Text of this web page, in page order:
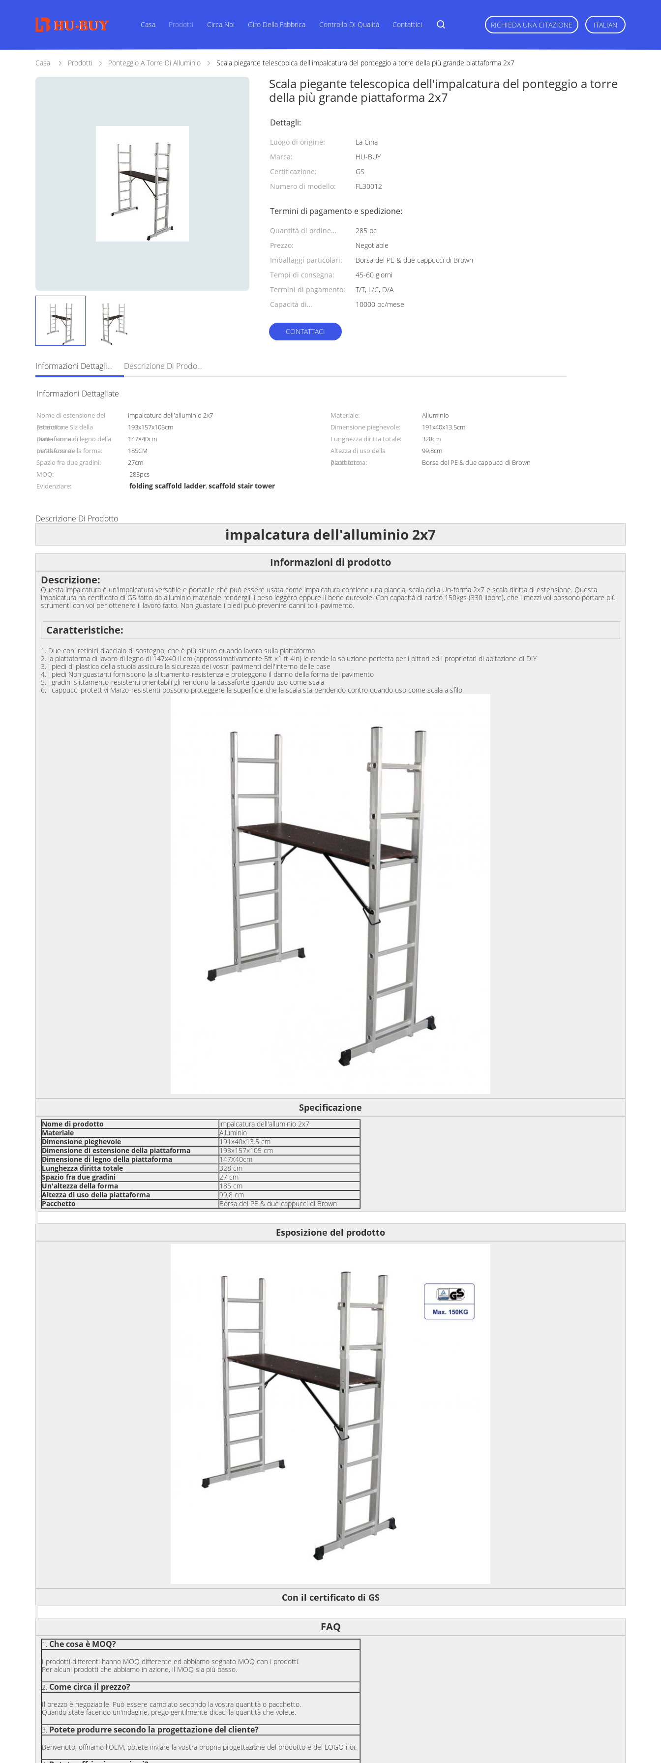
Casa Prodotti Circa Noi Giro Della Fabbrica Controllo Di Qualità Contattici RICHIEDA UNA CITAZIONE ITALIAN
Casa Prodotti Ponteggio A Torre Di Alluminio Scala piegante telescopica dell'impalcatura del ponteggio a torre della più grande piattaforma 2x7
Scala piegante telescopica dell'impalcatura del ponteggio a torre
della più grande piattaforma 2x7
Dettagli:
Luogo di origine:
La Cina
Marca:
HU-BUY
Certificazione:
GS
Numero di modello:
FL30012
Termini di pagamento e spedizione:
Quantità di ordine
minimo:
285 pc
Prezzo:
Negotiable
Imballaggi particolari:
Borsa del PE & due cappucci di Brown
Tempi di consegna:
45-60 giorni
Termini di pagamento:
T/T, L/C, D/A
Capacità di
10000 pc/mese
CONTATTACI
Informazioni Dettagliate Descrizione Di Prodotto
Informazioni Dettagliate
Nome di estensione del
prodotto:
impalcatura dell'alluminio 2x7 Materiale:
Alluminio
Estensione Siz della
piattaforma:
193x157x105cm Dimensione pieghevole:
191x40x13.5cm
Dimensione di legno della
piattaforma:
147X40cm Lunghezza diritta totale:
328cm
Un'altezza della forma:
185CM
Altezza di uso della
piattaforma:
99.8cm
Spazio fra due gradini:
27cm Pacchetto:
Borsa del PE & due cappucci di Brown
MOQ:
285pcs
Evidenziare:
folding scaffold ladder,scaffold stair tower
Descrizione Di Prodotto
impalcatura dell'alluminio 2x7
Informazioni di prodotto
Descrizione:
Questa impalcatura è un'impalcatura versatile e portatile che può essere usata come impalcatura contiene una plancia, scala della Un-forma 2x7 e scala diritta di estensione. Questa
impalcatura ha certificato di GS fatto da alluminio materiale rendergli il peso leggero eppure il bene durevole. Con capacità di carico 150kgs (330 libbre), che i mezzi voi possono portare più
strumenti con voi per ottenere il lavoro fatto. Non guastare i piedi può prevenire danni to il pavimento.
Caratteristiche:
1. Due coni retinici d'acciaio di sostegno, che è più sicuro quando lavoro sulla piattaforma
2. la piattaforma di lavoro di legno di 147x40 il cm (approssimativamente 5ft x1 ft 4in) le rende la soluzione perfetta per i pittori ed i proprietari di abitazione di DIY
3. i piedi di plastica della stuoia assicura la sicurezza dei vostri pavimenti dell'interno delle case
4. i piedi Non guastanti forniscono la slittamento-resistenza e proteggono il danno della forma del pavimento
5. i gradini slittamento-resistenti orientabili gli rendono la cassaforte quando uso come scala
6. i cappucci protettivi Marzo-resistenti possono proteggere la superficie che la scala sta pendendo contro quando uso come scala a sfilo
Specificazione
Nome di prodotto
impalcatura dell'alluminio 2x7
Materiale
Alluminio
Dimensione pieghevole
191x40x13.5 cm
Dimensione di estensione della piattaforma
193x157x105 cm
Dimensione di legno della piattaforma
147X40cm
Lunghezza diritta totale
328 cm
Spazio fra due gradini
27 cm
Un'altezza della forma
185 cm
Altezza di uso della piattaforma
99,8 cm
Pacchetto
Borsa del PE & due cappucci di Brown
Esposizione del prodotto
Con il certificato di GS
FAQ
1. Che cosa è MOQ?
I prodotti differenti hanno MOQ differente ed abbiamo segnato MOQ con i prodotti.
Per alcuni prodotti che abbiamo in azione, il MOQ sia più basso.
2. Come circa il prezzo?
Il prezzo è negoziabile. Può essere cambiato secondo la vostra quantità o pacchetto.
Quando state facendo un'indagine, prego gentilmente dicaci la quantità che volete.
3. Potete produrre secondo la progettazione del cliente?
Benvenuto, offriamo l'OEM, potete inviare la vostra propria progettazione del prodotto e del LOGO noi.